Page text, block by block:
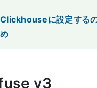
に設定する
v3